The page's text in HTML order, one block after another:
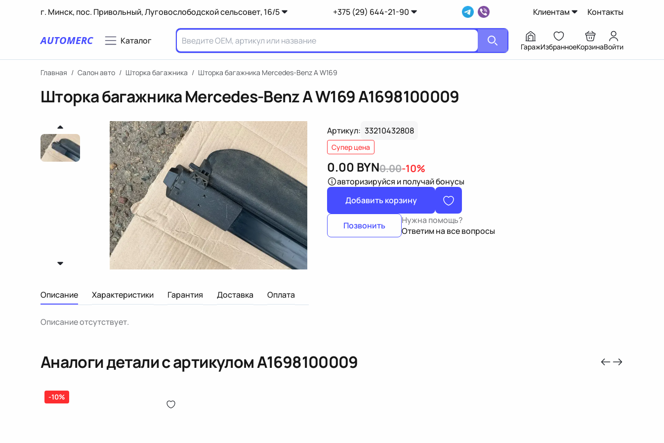
г. Минск, пос. Привольный, Луговослободской сельсовет, 16/5 +375 (29) 644-21-90 Клиентам Контакты
AUTOMERC Каталог
ГаражИзбранноеКорзинаВойти
Главная / Салон авто / Шторка багажника / Шторка багажника Mercedes-Benz A W169
Шторка багажника Mercedes-Benz A W169A1698100009
Артикул: 33210432808
Супер цена
0.00 BYN0.00-10%
авторизируйся и получай бонусы
Добавить корзину
Позвонить
Нужна помощь?
Ответим на все вопросы
Описание Характеристики Гарантия Доставка Оплата
Описание отсутствует.
Аналоги детали с артикуломA1698100009
-10%